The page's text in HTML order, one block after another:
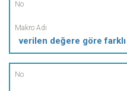
verilen değere göre